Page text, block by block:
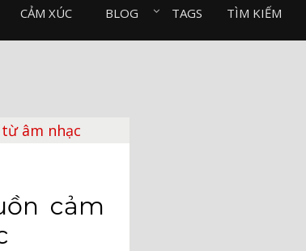
CẢM XÚC⠀ BLOG⠀ TAGS TÌM KIẾM
cảm